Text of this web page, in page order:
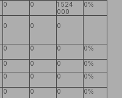
0 0
1 524
000
0%
0 0 0
0 0 0 0%
0 0 0
0%
0 0 0 0%
0 0 0 0%